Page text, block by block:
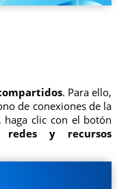
. Para ello,
de conexiones de la
haga clic con el botón
y recursos